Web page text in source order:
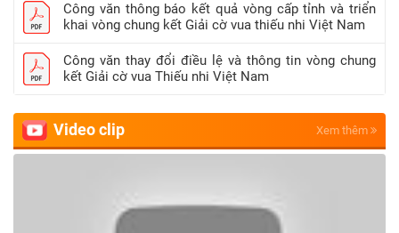
Công văn thông báo kết quả vòng cấp tỉnh và triển
khai vòng chung kết Giải cờ vua thiếu nhi Việt Nam
Công văn thay đổi điều lệ và thông tin vòng chung
kết Giải cờ vua Thiếu nhi Việt Nam
Video clip Xem thêm